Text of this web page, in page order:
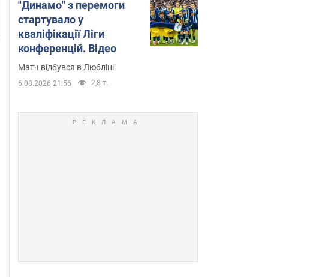
"Динамо" з перемоги
стартувало у
кваліфікації Ліги
конференцій. Відео
Матч відбувся в Любліні
6.08.2026 21:56 2,8 т.